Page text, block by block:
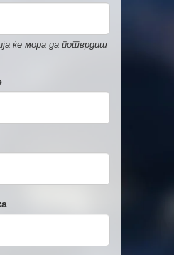
ќе мора да потврдиш